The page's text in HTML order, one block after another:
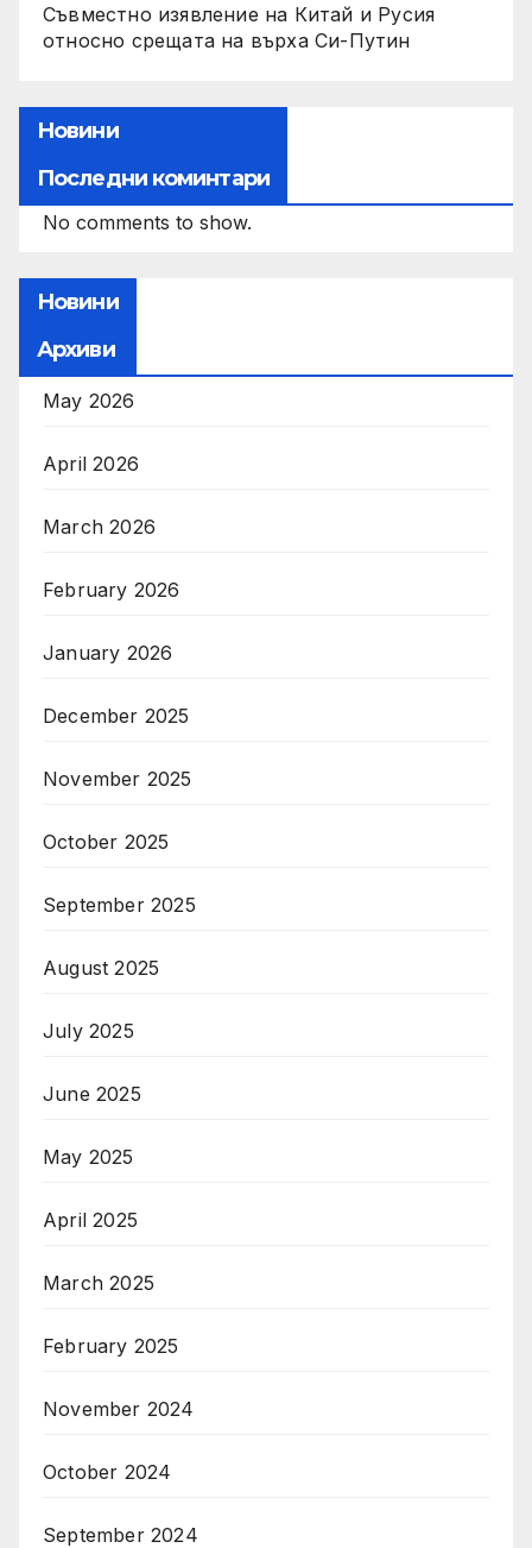
Съвместно изявление на Китай и Русия
относно срещата на върха Си-Путин
Новини
Последни коминтари
No comments to show.
Новини
Архиви
May 2026
April 2026
March 2026
February 2026
January 2026
December 2025
November 2025
October 2025
September 2025
August 2025
July 2025
June 2025
May 2025
April 2025
March 2025
February 2025
November 2024
October 2024
September 2024